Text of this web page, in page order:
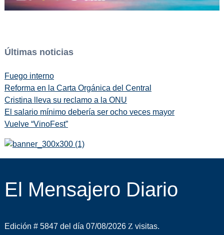
Últimas noticias
Fuego interno
Reforma en la Carta Orgánica del Central
Cristina lleva su reclamo a la ONU
El salario mínimo debería ser ocho veces mayor
Vuelve “VinoFest”
El Mensajero Diario
Edición # 5847 del día 07/08/2026 visitas.